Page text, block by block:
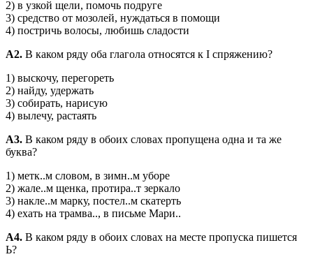
2) в узкой щели, помочь подруге
3) средство от мозолей, нуждаться в помощи
4) постричь волосы, любишь сладости
А2. В каком ряду оба глагола относятся к I спряжению?
1) выскочу, перегореть
2) найду, удержать
3) собирать, нарисую
4) вылечу, растаять
А3. В каком ряду в обоих словах пропущена одна и та же
буква?
1) метк..м словом, в зимн..м уборе
2) жале..м щенка, протира..т зеркало
3) накле..м марку, постел..м скатерть
4) ехать на трамва.., в письме Мари..
А4. В каком ряду в обоих словах на месте пропуска пишется
Ь?